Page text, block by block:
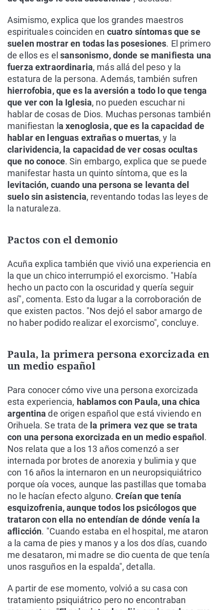
Asimismo, explica que los grandes maestros
espirituales coinciden en cuatro síntomas que se
suelen mostrar en todas las posesiones. El primero
de ellos es el sansonismo, donde se manifiesta una
fuerza extraordinaria, más allá del peso y la
estatura de la persona. Además, también sufren
hierrofobia, que es la aversión a todo lo que tenga
que ver con la Iglesia, no pueden escuchar ni
hablar de cosas de Dios. Muchas personas también
manifiestan l a xenoglosia, que es la capacidad de
hablar en lenguas extrañas o muertas, y la
clarividencia, la capacidad de ver cosas ocultas
que no conoce. Sin embargo, explica que se puede
manifestar hasta un quinto síntoma, que es la
levitación, cuando una persona se levanta del
suelo sin asistencia, reventando todas las leyes de
la naturaleza.
Pactos con el demonio
Acuña explica también que vivió una experiencia en
la que un chico interrumpió el exorcismo. "Había
hecho un pacto con la oscuridad y quería seguir
así", comenta. Esto da lugar a la corroboración de
que existen pactos. "Nos dejó el sabor amargo de
no haber podido realizar el exorcismo", concluye.
Paula, la primera persona exorcizada en
un medio español
Para conocer cómo vive una persona exorcizada
esta experiencia, hablamos con Paula, una chica
argentina de origen español que está viviendo en
Orihuela. Se trata de la primera vez que se trata
con una persona exorcizada en un medio español .
Nos relata que a los 13 años comenzó a ser
internada por brotes de anorexia y bulimia y que
con 16 años la internaron en un neuropsiquiátrico
porque oía voces, aunque las pastillas que tomaba
no le hacían efecto alguno. Creían que tenía
esquizofrenia, aunque todos los psicólogos que
trataron con ella no entendían de dónde venía la
aflicción. "Cuando estaba en el hospital, me ataron
a la cama de pies y manos y a los dos días, cuando
me desataron, mi madre se dio cuenta de que tenía
unos rasguños en la espalda", detalla.
A partir de ese momento, volvió a su casa con
tratamiento psiquiátrico pero no encontraban